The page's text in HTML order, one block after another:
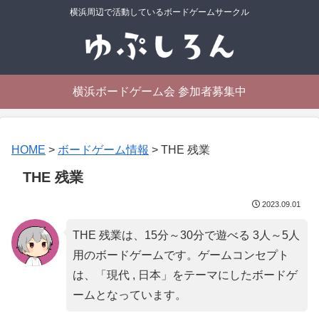
横浜周辺で活動しているボードゲームサークル
横浜ボードゲーム会 参加者募集中
HOME > ボードゲーム情報 > THE 残業
THE 残業
2023.09.01
THE 残業は、15分～30分で遊べる 3人～5人
用のボードゲームです。ゲームコンセプト
は、「 現代 , 日本 」をテーマにしたボードゲ
ームとなっています。